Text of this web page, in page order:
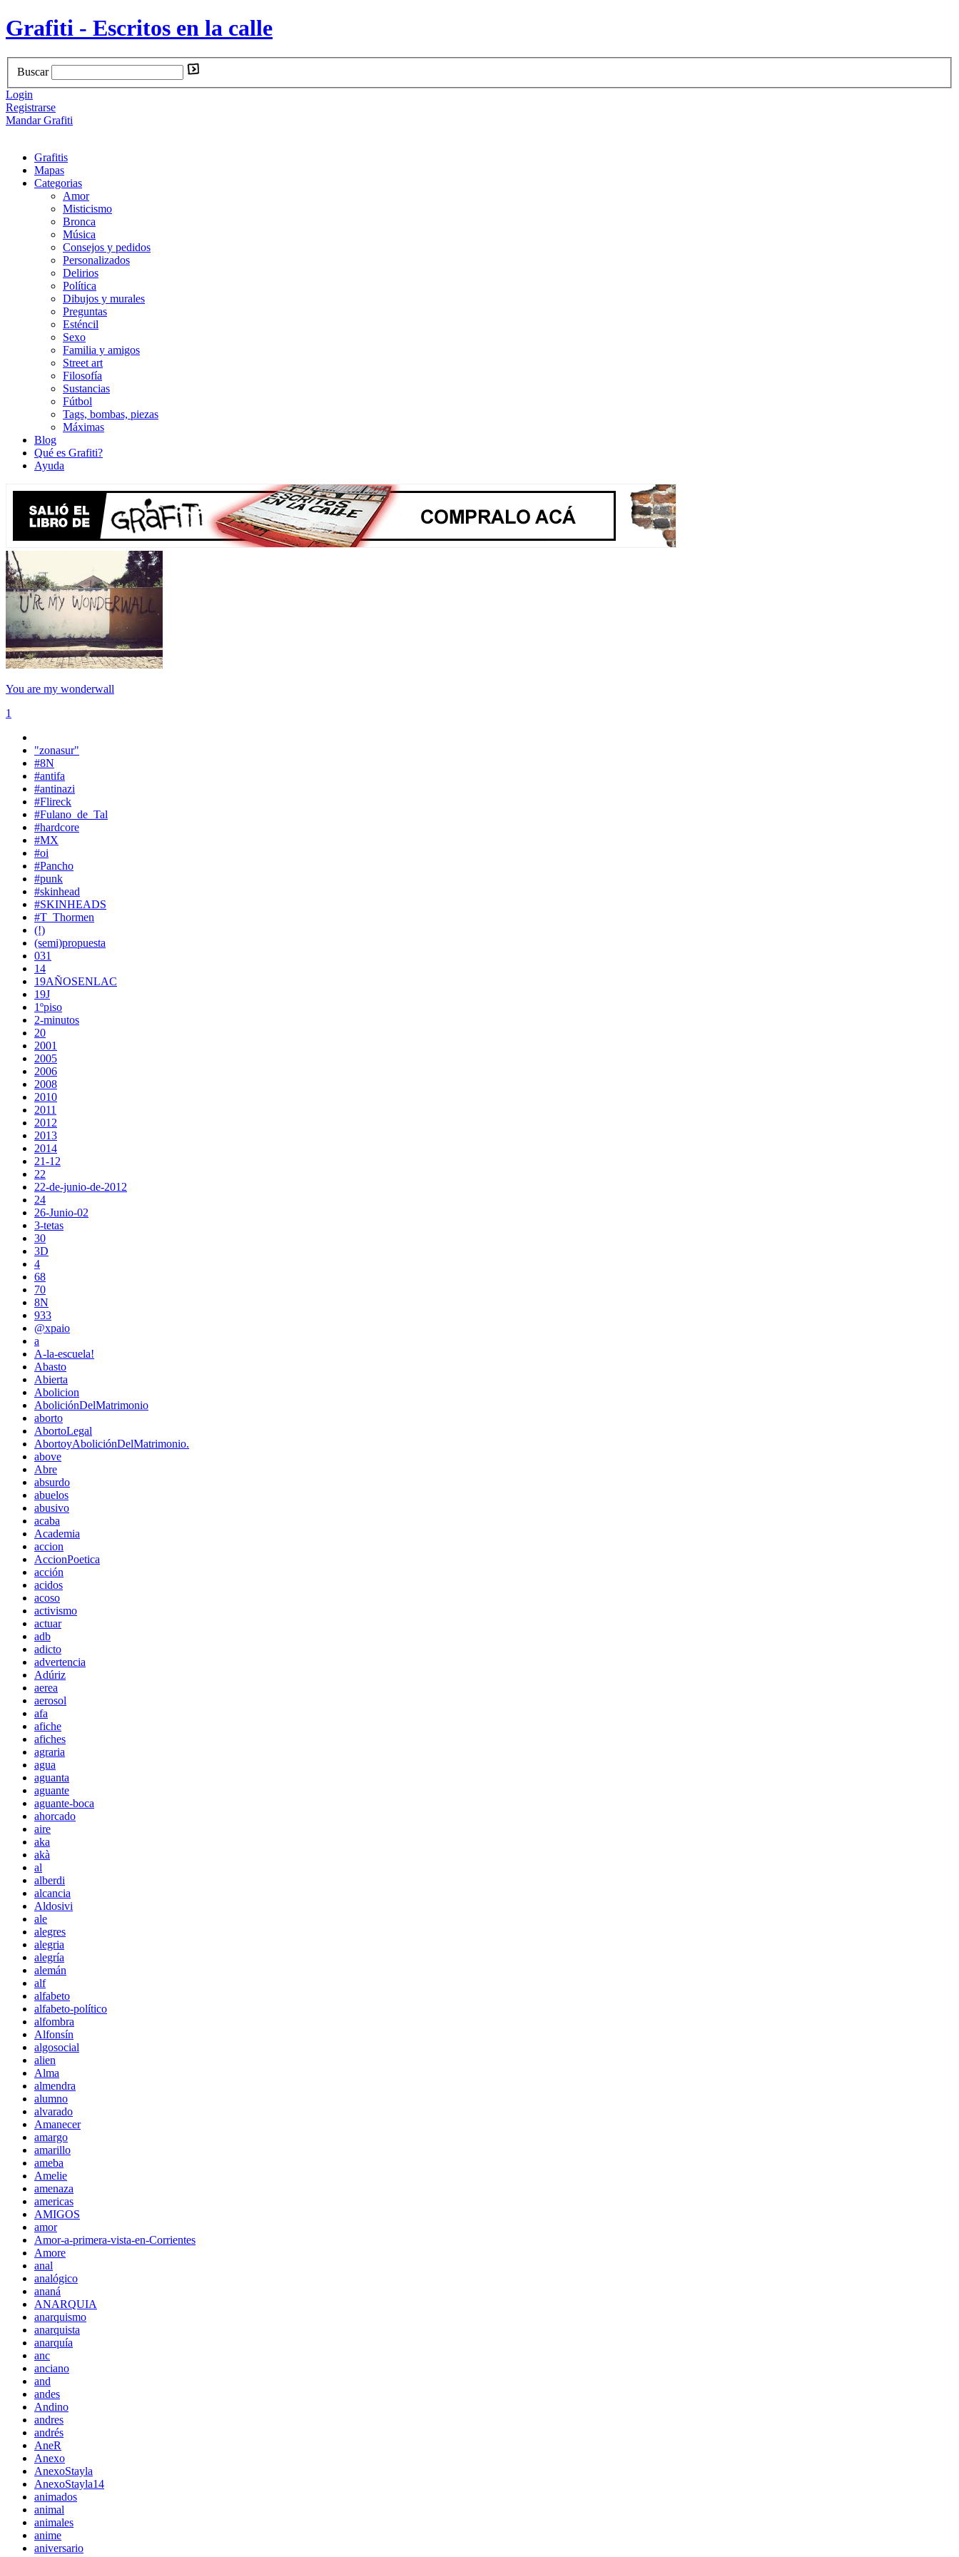
Grafiti - Escritos en la calle
Buscar
Login
Registrarse
Mandar Grafiti
Grafitis
Mapas
Categorias
Amor
Misticismo
Bronca
Música
Consejos y pedidos
Personalizados
Delirios
Política
Dibujos y murales
Preguntas
Esténcil
Sexo
Familia y amigos
Street art
Filosofía
Sustancias
Fútbol
Tags, bombas, piezas
Máximas
Blog
Qué es Grafiti?
Ayuda
You are my wonderwall
1
"zonasur"
#8N
#antifa
#antinazi
#Flireck
#Fulano_de_Tal
#hardcore
#MX
#oi
#Pancho
#punk
#skinhead
#SKINHEADS
#T_Thormen
(!)
(semi)propuesta
031
14
19AÑOSENLAC
19J
1ºpiso
2-minutos
20
2001
2005
2006
2008
2010
2011
2012
2013
2014
21-12
22
22-de-junio-de-2012
24
26-Junio-02
3-tetas
30
3D
4
68
70
8N
933
@xpaio
a
A-la-escuela!
Abasto
Abierta
Abolicion
AboliciónDelMatrimonio
aborto
AbortoLegal
AbortoyAboliciónDelMatrimonio.
above
Abre
absurdo
abuelos
abusivo
acaba
Academia
accion
AccionPoetica
acción
acidos
acoso
activismo
actuar
adb
adicto
advertencia
Adúriz
aerea
aerosol
afa
afiche
afiches
agraria
agua
aguanta
aguante
aguante-boca
ahorcado
aire
aka
akà
al
alberdi
alcancia
Aldosivi
ale
alegres
alegria
alegría
alemán
alf
alfabeto
alfabeto-político
alfombra
Alfonsín
algosocial
alien
Alma
almendra
alumno
alvarado
Amanecer
amargo
amarillo
ameba
Amelie
amenaza
americas
AMIGOS
amor
Amor-a-primera-vista-en-Corrientes
Amore
anal
analógico
ananá
ANARQUIA
anarquismo
anarquista
anarquía
anc
anciano
and
andes
Andino
andres
andrés
AneR
Anexo
AnexoStayla
AnexoStayla14
animados
animal
animales
anime
aniversario